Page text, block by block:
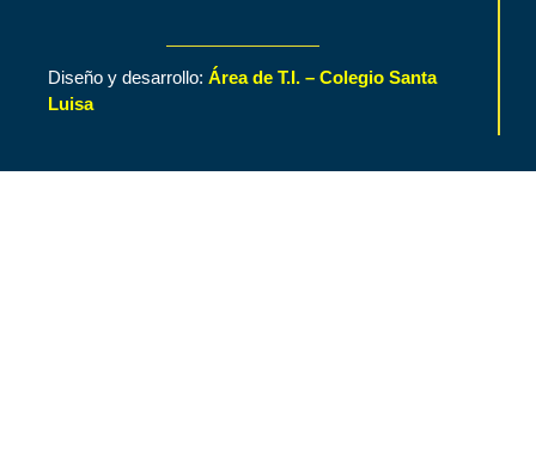
Diseño y desarrollo: Área de T.I. – Colegio Santa
Luisa